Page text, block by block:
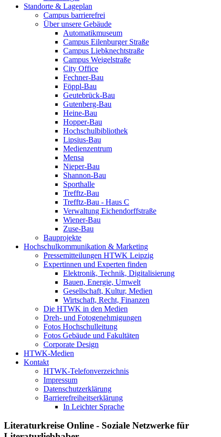
Standorte & Lageplan
Campus barrierefrei
Über unsere Gebäude
Automatikmuseum
Campus Eilenburger Straße
Campus Liebknechtstraße
Campus Weigelstraße
City Office
Fechner-Bau
Föppl-Bau
Geutebrück-Bau
Gutenberg-Bau
Heine-Bau
Hopper-Bau
Hochschulbibliothek
Lipsius-Bau
Medienzentrum
Mensa
Nieper-Bau
Shannon-Bau
Sporthalle
Trefftz-Bau
Trefftz-Bau - Haus C
Verwaltung Eichendorffstraße
Wiener-Bau
Zuse-Bau
Bauprojekte
Hochschulkommunikation & Marketing
Pressemitteilungen HTWK Leipzig
Expertinnen und Experten finden
Elektronik, Technik, Digitalisierung
Bauen, Energie, Umwelt
Gesellschaft, Kultur, Medien
Wirtschaft, Recht, Finanzen
Die HTWK in den Medien
Dreh- und Fotogenehmigungen
Fotos Hochschulleitung
Fotos Gebäude und Fakultäten
Corporate Design
HTWK-Medien
Kontakt
HTWK-Telefonverzeichnis
Impressum
Datenschutzerklärung
Barrierefreiheitserklärung
In Leichter Sprache
Literaturkreise Online - Soziale Netzwerke für